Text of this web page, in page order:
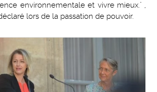
environnementale et vivre mieux." ,
lors de la passation de pouvoir.